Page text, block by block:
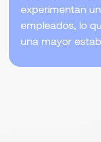
experimentan
empleados, lo
una mayor